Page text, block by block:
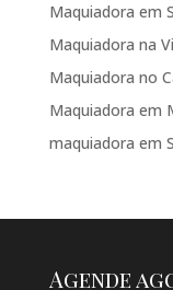
Maquiadora em
Maquiadora na
Maquiadora no
Maquiadora em
maquiadora em
Agende